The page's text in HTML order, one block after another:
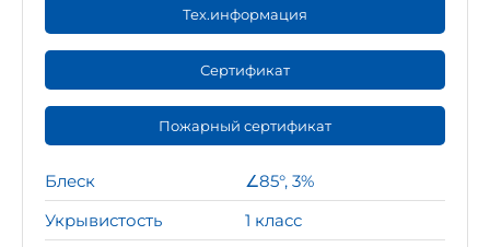
Тех.информация
Сертификат
Пожарный сертификат
Блеск
∠85°, 3%
Укрывистость
1 класс